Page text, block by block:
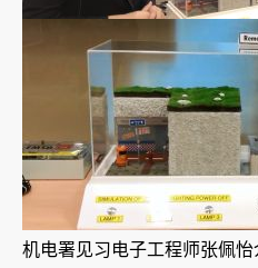
机电署见习电子工程师张佩